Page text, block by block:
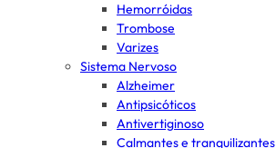
Hemorróidas
Trombose
Varizes
Sistema Nervoso
Alzheimer
Antipsicóticos
Antivertiginoso
Calmantes e tranquilizantes